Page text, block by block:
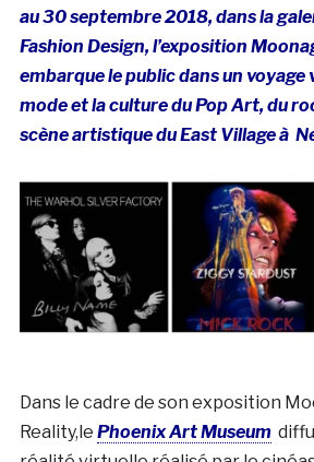
au 30 septembre 2018, dans la
Fashion Design, l’exposition
embarque le public dans un
mode et la culture du Pop Art, du
scène artistique du East Village à
Dans le cadre de son exposition
Reality,le Phoenix Art Museum